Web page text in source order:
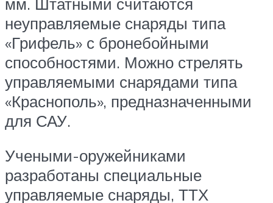
неуправляемые снаряды типа
«Грифель» с бронебойными
способностями. Можно стрелять
управляемыми снарядами типа
«Краснополь», предназначенными
для САУ.
Учеными-оружейниками
разработаны специальные
управляемые снаряды, ТТХ